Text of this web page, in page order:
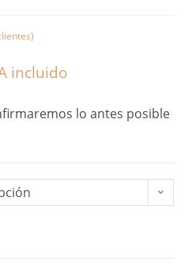
incluido
lo antes posible